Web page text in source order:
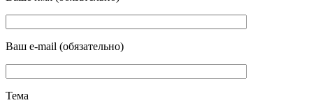
Ваш e-mail (обязательно)
Тема